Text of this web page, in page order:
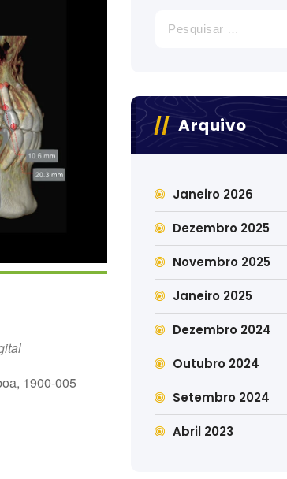
1900-005
por:
Arquivo
Janeiro 2026
Dezembro 2025
Novembro 2025
Janeiro 2025
Dezembro 2024
Outubro 2024
Setembro 2024
Abril 2023